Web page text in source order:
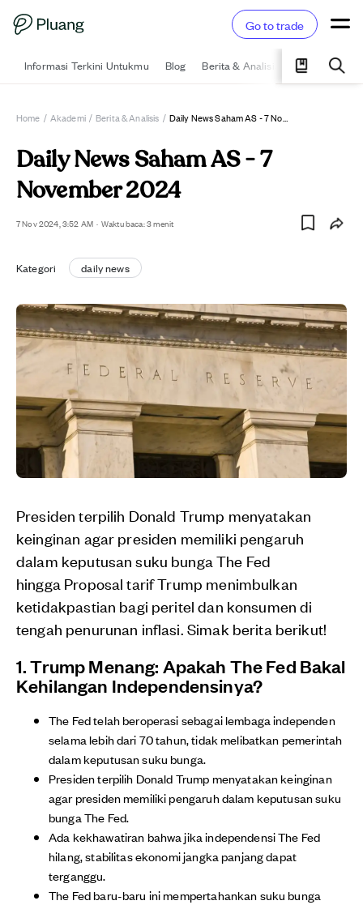
Go to trade
Informasi Terkini Untukmu Blog Berita & Analisis Pelajari
Home / Akademi / Berita & Analisis / Daily News Saham AS - 7 November 2024
Daily News Saham AS - 7
November 2024
7 Nov 2024, 3:52 AM · Waktu baca: 3 menit
Kategori daily news
Presiden terpilih Donald Trump menyatakan
keinginan agar presiden memiliki pengaruh
dalam keputusan suku bunga The Fed
hingga Proposal tarif Trump menimbulkan
ketidakpastian bagi peritel dan konsumen di
tengah penurunan inflasi. Simak berita berikut!
1. Trump Menang: Apakah The Fed Bakal
Kehilangan Independensinya?
The Fed telah beroperasi sebagai lembaga independen
selama lebih dari 70 tahun, tidak melibatkan pemerintah
dalam keputusan suku bunga.
Presiden terpilih Donald Trump menyatakan keinginan
agar presiden memiliki pengaruh dalam keputusan suku
bunga The Fed.
Ada kekhawatiran bahwa jika independensi The Fed
hilang, stabilitas ekonomi jangka panjang dapat
terganggu.
The Fed baru-baru ini mempertahankan suku bunga